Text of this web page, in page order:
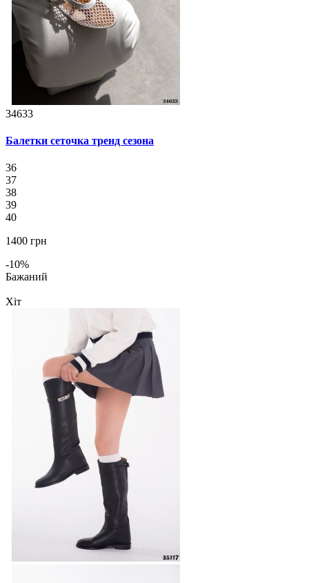
34633
Балетки сеточка тренд сезона
36
37
38
39
40
1400 грн
-10%
Бажаний
Хіт